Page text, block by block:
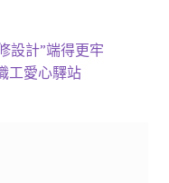
設計”端得更牢
工愛心驛站